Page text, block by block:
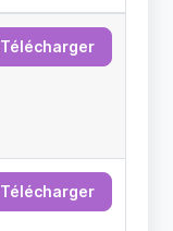
Télécharger
Télécharger